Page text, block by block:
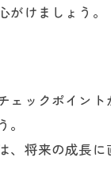
けましょう。
ックポイント
将来の成長に